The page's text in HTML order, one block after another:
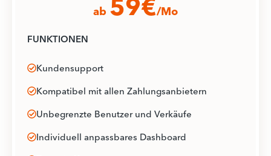
ab 59€/Mo
FUNKTIONEN
Kundensupport
Kompatibel mit allen Zahlungsanbietern
Unbegrenzte Benutzer und Verkäufe
Individuell anpassbares Dashboard